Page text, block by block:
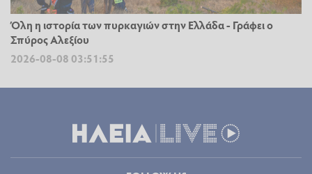
Όλη η ιστορία των πυρκαγιών στην Ελλάδα - Γράφει ο
Σπύρος Αλεξίου
2026-08-08 03:51:55